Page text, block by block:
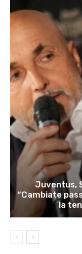
Juventus,
“Cambiate
la